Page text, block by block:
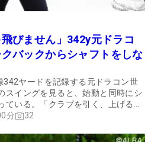
飛びません」342y元ドラコ
バックからシャフトをしな
ヤードを記録する元ドラコン世
スイングを見ると、始動と同時にシ
ている。「クラブを引く、上げる」
はちょっと違った動きだが、どんな
分 32